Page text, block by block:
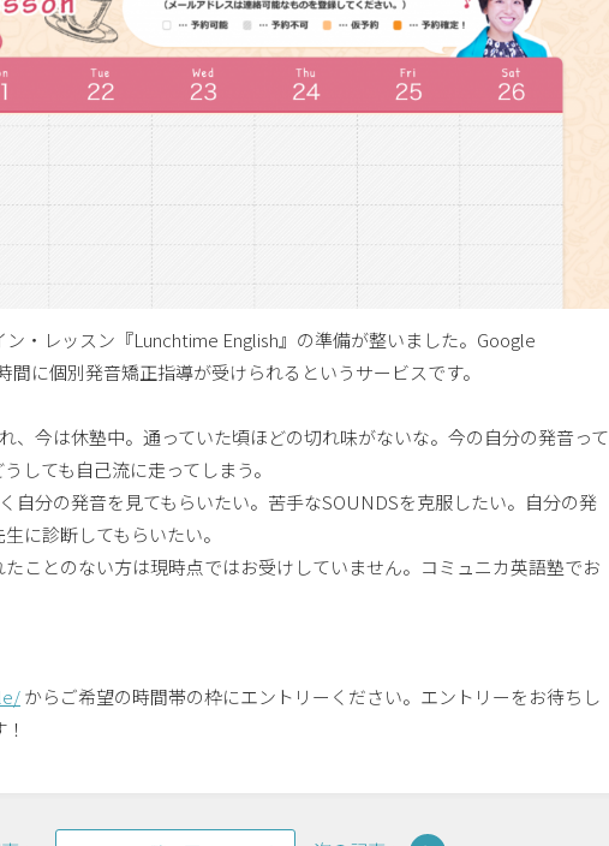
・レッスン『Lunchtime English』の準備が整いました。Google
に個別発音矯正指導が受けられるというサービスです。
、今は休塾中。通っていた頃ほどの切れ味がないな。今の自分の発音って
しても自己流に走ってしまう。
自分の発音を見てもらいたい。苦手なSOUNDSを克服したい。自分の発
に診断してもらいたい。
ことのない方は現時点ではお受けしていません。コミュニカ英語塾でお
からご希望の時間帯の枠にエントリーください。エントリーをお待ちし